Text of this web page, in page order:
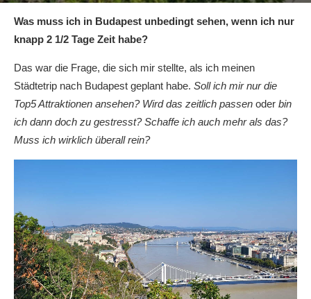
Was muss ich in Budapest unbedingt sehen, wenn ich nur
knapp 2 1/2 Tage Zeit habe?
Das war die Frage, die sich mir stellte, als ich meinen
Städtetrip nach Budapest geplant habe. Soll ich mir nur die
Top5 Attraktionen ansehen? Wird das zeitlich passen oder bin
ich dann doch zu gestresst? Schaffe ich auch mehr als das?
Muss ich wirklich überall rein?